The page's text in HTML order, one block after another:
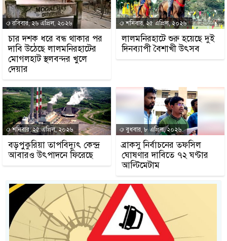
রবিবার, ২৬ এপ্রিল, ২০২৬
চার দশক ধরে বন্ধ থাকার পর
‎দাবি উঠেছে লালমনিরহাটের
মোগলহাট স্থলবন্দর খুলে
দেয়ার
শনিবার, ২৫ এপ্রিল, ২০২৬
লালমনিরহাটে শুরু হয়েছে দুই
দিনব্যাপী বৈশাখী উৎসব
শনিবার, ২৫ এপ্রিল, ২০২৬
বড়পুকুরিয়া তাপবিদ্যুৎ কেন্দ্র
আবারও উৎপাদনে ফিরেছে
বুধবার, ৮ এপ্রিল, ২০২৬
ব্রাকসু নির্বাচনের তফসিল
ঘোষণার দাবিতে ৭২ ঘণ্টার
আল্টিমেটাম